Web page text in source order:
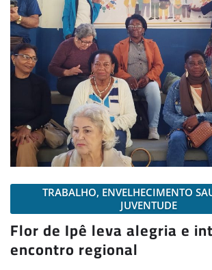
TRABALHO, ENVELHECIMENTO
JUVENTUDE
Flor de Ipê leva alegria e
encontro regional